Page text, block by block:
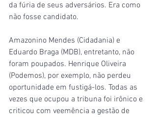
da fúria de seus adversários. Era como
não fosse candidato.
Amazonino Mendes (Cidadania) e
Eduardo Braga (MDB), entretanto, não
foram poupados. Henrique Oliveira
(Podemos), por exemplo, não perdeu
oportunidade em fustigá-los. Todas as
vezes que ocupou a tribuna foi irônico e
criticou com veemência a gestão de